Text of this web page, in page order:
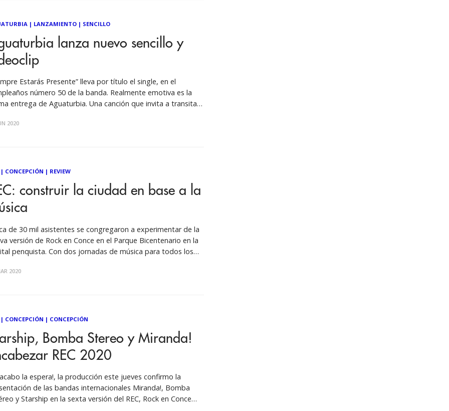
| LANZAMIENTO| SENCILLO
lanza nuevo sencillo y
Estarás Presente” lleva por título el single, en el
número 50 de la banda. Realmente emotiva es la
entrega de Aguaturbia. Una canción que invita a transitar
Presente” (M&E Discos) es un himno en su
2020
CONCEPCIÓN | REVIEW
construir la ciudad en base a la
de 30 mil asistentes se congregaron a experimentar de la
versión de Rock en Conce en el Parque Bicentenario en la
penquista. Con dos jornadas de música para todos los
tiempos. Marcado por la mezcla de
2020
CONCEPCIÓN | CONCEPCIÓN
Bomba Stereo y Miranda!
REC 2020
acabo la espera!, la producción este jueves confirmo la
de las bandas internacionales Miranda!, Bomba
y Starship en la sexta versión del REC, Rock en Conce